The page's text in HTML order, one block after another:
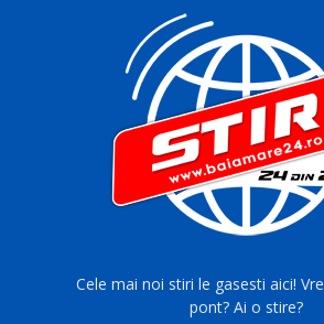
Cele mai noi stiri le gasesti aici!
pont? Ai o stire?